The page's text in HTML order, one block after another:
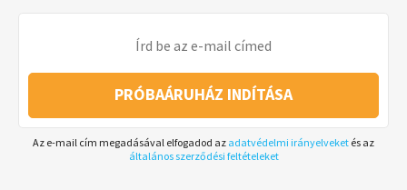
PRÓBAÁRUHÁZ INDÍTÁSA
Az e-mail cím megadásával elfogadod az adatvédelmi irányelveket és az
általános szerződési feltételeket